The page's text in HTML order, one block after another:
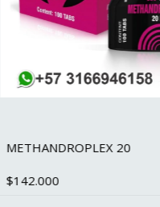
METHANDROPLEX 20
$142.000